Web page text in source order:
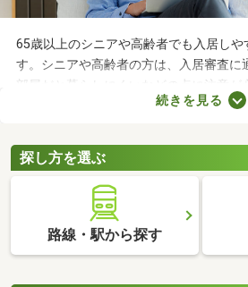
65歳以上のシニアや高齢者でも入居しや
す。シニアや高齢者の方は、入居審査に
部屋だと暮らしにくいなどの点に注意が
者向けの物件はバリアフリー仕様が多い
めにも、お気に入りの物件を見つけてく
続きを見る
探し方を選ぶ
路線・駅から探す